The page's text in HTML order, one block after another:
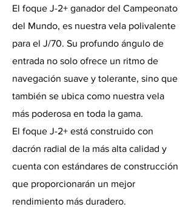
El foque J-2+ ganador del Campeonato
del Mundo, es nuestra vela polivalente
para el J/70. Su profundo ángulo de
entrada no solo ofrece un ritmo de
navegación suave y tolerante, sino que
también se ubica como nuestra vela
más poderosa en toda la gama.
El foque J-2+ está construido con
dacrón radial de la más alta calidad y
cuenta con estándares de construcción
que proporcionarán un mejor
rendimiento más duradero.